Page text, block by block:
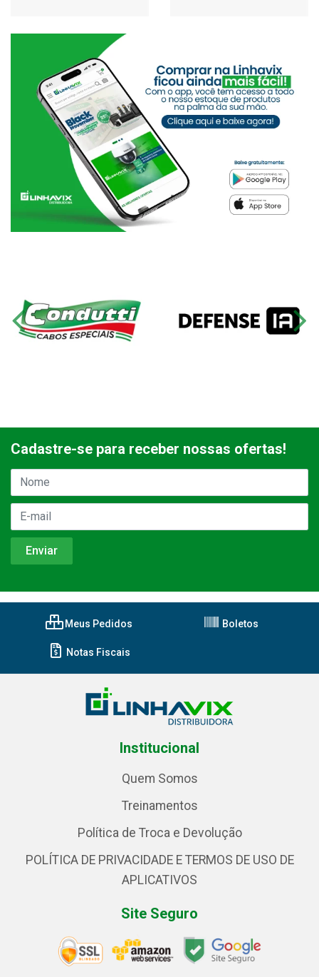
Cadastre-se para receber nossas ofertas!
Meus Pedidos Boletos
Notas Fiscais
Institucional
Quem Somos
Treinamentos
Política de Troca e Devolução
POLÍTICA DE PRIVACIDADE E TERMOS DE USO DE
APLICATIVOS
Site Seguro